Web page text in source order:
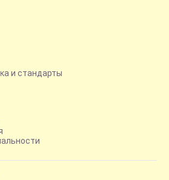
и стандарты